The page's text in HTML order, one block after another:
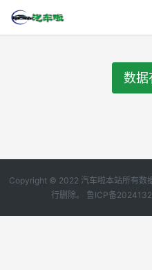
数据
Copyright © 2022 汽车啦本站所有数
行删除。 鲁ICP备